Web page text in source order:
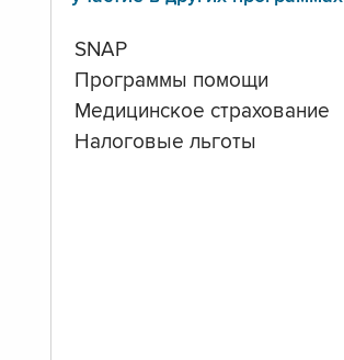
SNAP
Программы помощи
Медицинское страхование
Налоговые льготы